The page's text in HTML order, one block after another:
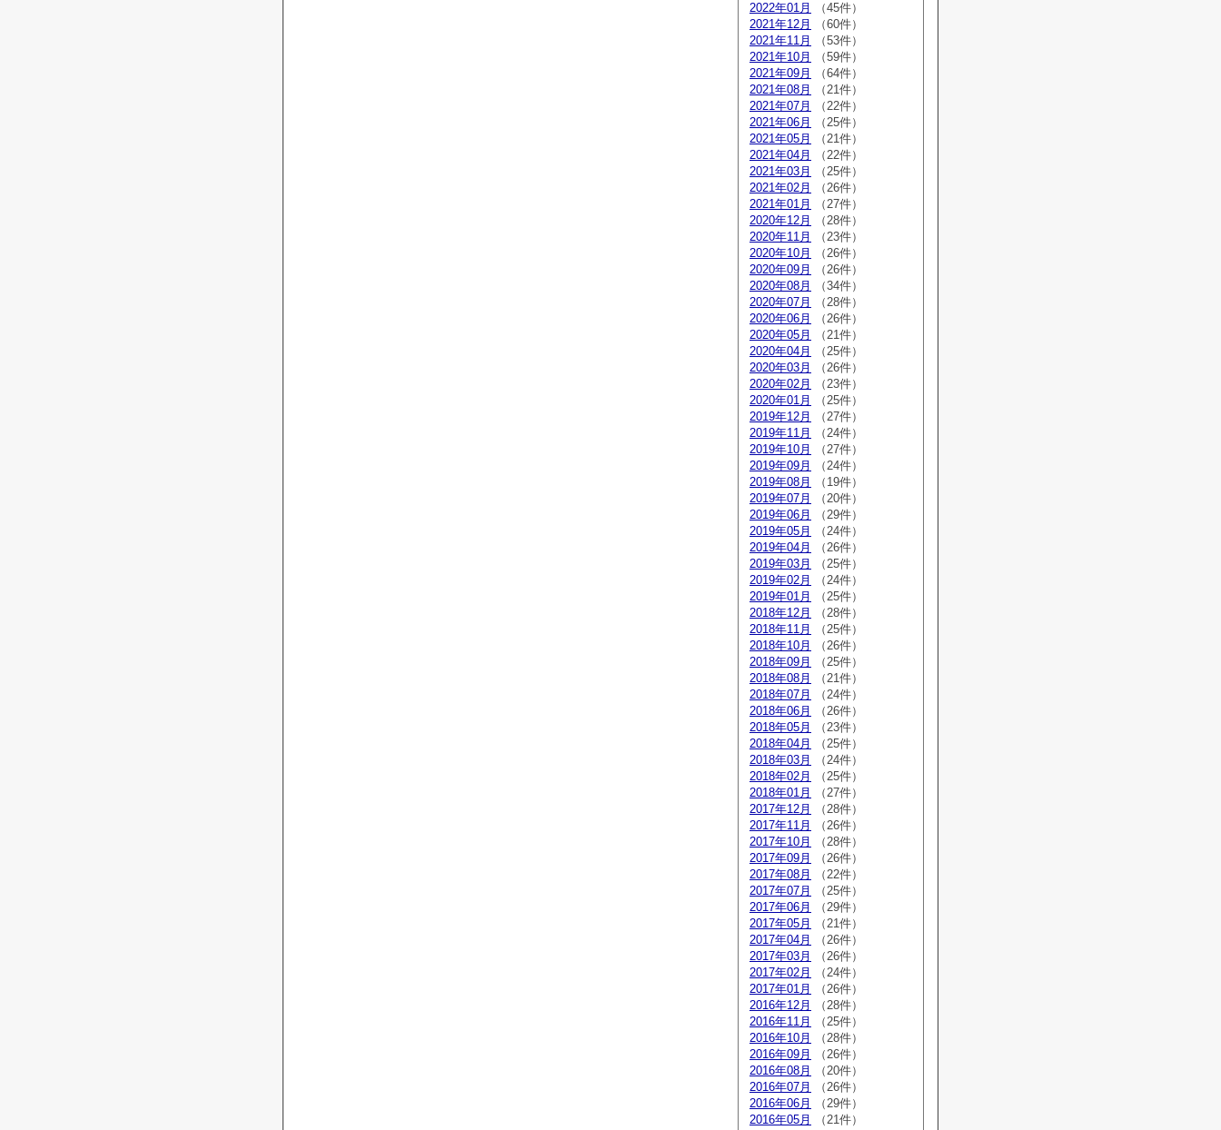
2022年01月
（45件）
2021年12月
（60件）
2021年11月
（53件）
2021年10月
（59件）
2021年09月
（64件）
2021年08月
（21件）
2021年07月
（22件）
2021年06月
（25件）
2021年05月
（21件）
2021年04月
（22件）
2021年03月
（25件）
2021年02月
（26件）
2021年01月
（27件）
2020年12月
（28件）
2020年11月
（23件）
2020年10月
（26件）
2020年09月
（26件）
2020年08月
（34件）
2020年07月
（28件）
2020年06月
（26件）
2020年05月
（21件）
2020年04月
（25件）
2020年03月
（26件）
2020年02月
（23件）
2020年01月
（25件）
2019年12月
（27件）
2019年11月
（24件）
2019年10月
（27件）
2019年09月
（24件）
2019年08月
（19件）
2019年07月
（20件）
2019年06月
（29件）
2019年05月
（24件）
2019年04月
（26件）
2019年03月
（25件）
2019年02月
（24件）
2019年01月
（25件）
2018年12月
（28件）
2018年11月
（25件）
2018年10月
（26件）
2018年09月
（25件）
2018年08月
（21件）
2018年07月
（24件）
2018年06月
（26件）
2018年05月
（23件）
2018年04月
（25件）
2018年03月
（24件）
2018年02月
（25件）
2018年01月
（27件）
2017年12月
（28件）
2017年11月
（26件）
2017年10月
（28件）
2017年09月
（26件）
2017年08月
（22件）
2017年07月
（25件）
2017年06月
（29件）
2017年05月
（21件）
2017年04月
（26件）
2017年03月
（26件）
2017年02月
（24件）
2017年01月
（26件）
2016年12月
（28件）
2016年11月
（25件）
2016年10月
（28件）
2016年09月
（26件）
2016年08月
（20件）
2016年07月
（26件）
2016年06月
（29件）
2016年05月
（21件）